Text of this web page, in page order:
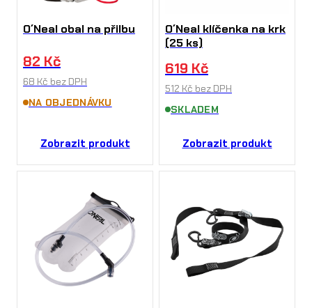
O´Neal obal na přilbu
82 Kč
68 Kč bez DPH
NA OBJEDNÁVKU
Zobrazit produkt
O´Neal klíčenka na krk
(25 ks)
619 Kč
512 Kč bez DPH
SKLADEM
Zobrazit produkt